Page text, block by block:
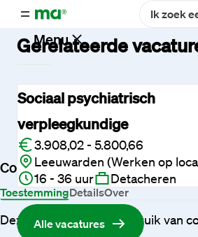
Menu
Vacatures
Werken
bij
Maandag®
Ik zoek
Cookies
ToestemmingDetailsOver
Deze website maakt gebruik van
Gerelateerde
Sociaal psychiatrisch
verpleegkundige
3.908,02 - 5.800,66
Leeuwarden (Werken op
16 - 36 uur
Detacheren
Alle vacatures